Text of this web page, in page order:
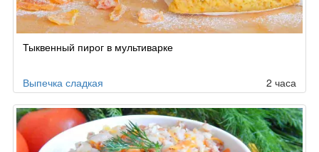
Тыквенный пирог в мультиварке
Выпечка сладкая 2 часа